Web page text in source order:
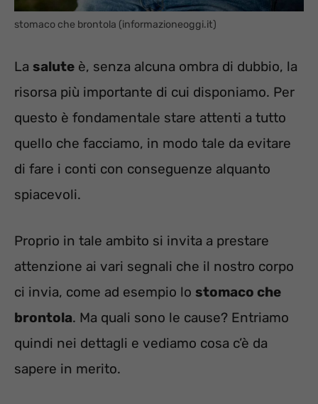
stomaco che brontola (informazioneoggi.it)
La salute è, senza alcuna ombra di dubbio, la
risorsa più importante di cui disponiamo. Per
questo è fondamentale stare attenti a tutto
quello che facciamo, in modo tale da evitare
di fare i conti con conseguenze alquanto
spiacevoli.
Proprio in tale ambito si invita a prestare
attenzione ai vari segnali che il nostro corpo
ci invia, come ad esempio lo stomaco che
brontola. Ma quali sono le cause? Entriamo
quindi nei dettagli e vediamo cosa c’è da
sapere in merito.